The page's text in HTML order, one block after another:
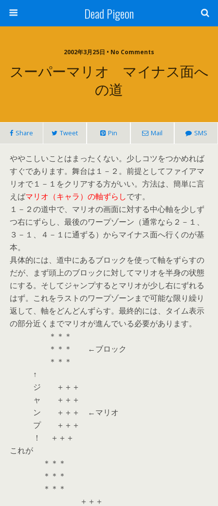
Dead Pigeon
2002年3月25日 • No Comments
スーパーマリオ マイナス面へ
の道
Share Tweet Pin Mail SMS
ややこしいことはまったくない。少しコツをつかめれば
すぐであります。舞台は１－２。前提としてファイアマ
リオで１－１をクリアする方がいい。方法は、簡単に言
えばマリオ（キャラ）の軸ずらしです。
１－２の道中で、マリオの画面に対する中心軸を少しず
つ右にずらし、最後のワープゾーン（通常なら２－１、
３－１、４－１に通ずる）からマイナス面へ行くのが基
本。
具体的には、道中にあるブロックを使って軸をずらすの
だが、まず頭上のブロックに対してマリオを半身の状態
にする。そしてジャンプするとマリオが少し右にずれる
はず。これをラストのワープゾーンまで可能な限り繰り
返して、軸をどんどんずらす。最終的には、タイム表示
の部分近くまでマリオが進んでいる必要があります。
＊＊＊
＊＊＊ ←ブロック
＊＊＊
↑
ジ ＋＋＋
ャ ＋＋＋
ン ＋＋＋ ←マリオ
プ ＋＋＋
！ ＋＋＋
これが
＊＊＊
＊＊＊
＊＊＊
＋＋＋